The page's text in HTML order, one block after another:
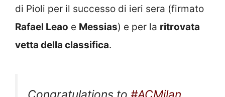
di Pioli per il successo di ieri sera (firmato
Rafael Leao e Messias) e per la ritrovata
vetta della classifica.
Congratulations to #ACMilan